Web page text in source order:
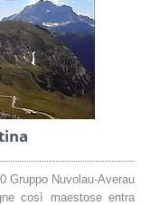
Gruppo Nuvolau-Averau
così maestose entra